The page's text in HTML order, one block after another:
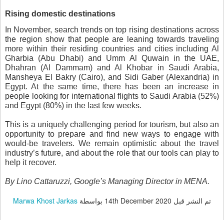
Rising domestic destinations
In November, search trends on top rising destinations across
the region show that people are leaning towards traveling
more within their residing countries and cities including Al
Gharbia (Abu Dhabi) and Umm Al Quwain in the UAE,
Dhahran (Al Dammam) and Al Khobar in Saudi Arabia,
Mansheya El Bakry (Cairo), and Sidi Gaber (Alexandria) in
Egypt. At the same time, there has been an increase in
people looking for international flights to Saudi Arabia (52%)
and Egypt (80%) in the last few weeks.
This is a uniquely challenging period for tourism, but also an
opportunity to prepare and find new ways to engage with
would-be travelers. We remain optimistic about the travel
industry’s future, and about the role that our tools can play to
help it recover.
By Lino Cattaruzzi, Google’s Managing Director in MENA.
تم النشر قبل 14th December 2020 بواسطة Marwa Khost Jarkas